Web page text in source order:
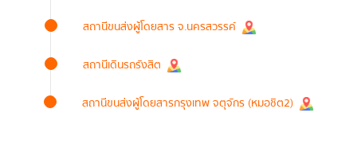
สถานีขนส่งผู้โดยสาร จ.นครสวรรค์
สถานีเดินรถรังสิต
สถานีขนส่งผู้โดยสารกรุงเทพ จตุจักร (หมอชิต2)